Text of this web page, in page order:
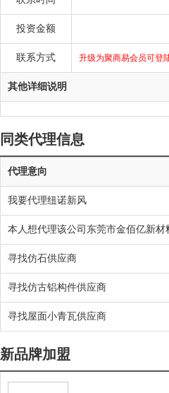
投资金额
联系方式 升级为聚商易会员可登
其他详细说明
同类代理信息
代理意向
我要代理纽诺新风
本人想代理该公司东莞市金佰亿新
寻找仿石供应商
寻找仿古铝构件供应商
寻找屋面小青瓦供应商
新品牌加盟